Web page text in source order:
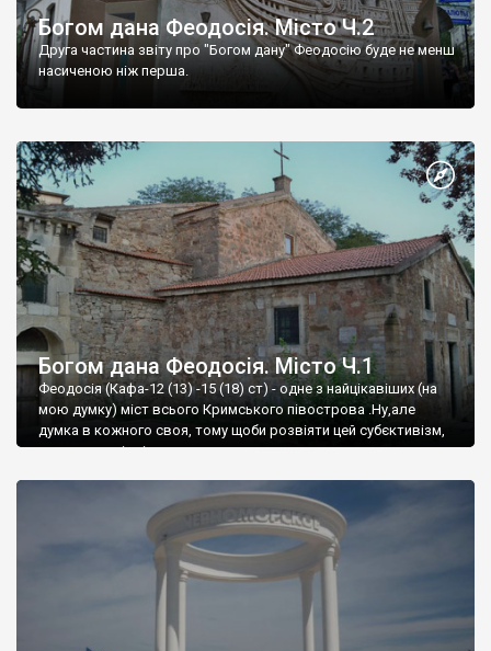
Богом дана Феодосія. Місто Ч.2
Друга частина звіту про "Богом дану" Феодосію буде не менш
насиченою ніж перша.
Богом дана Феодосія. Місто Ч.1
Феодосія (Кафа-12 (13) -15 (18) ст) - одне з найцікавіших (на
мою думку) міст всього Кримського півострова .Ну,але
думка в кожного своя, тому щоби розвіяти цей субєктивізм,
запрошую відвідати це